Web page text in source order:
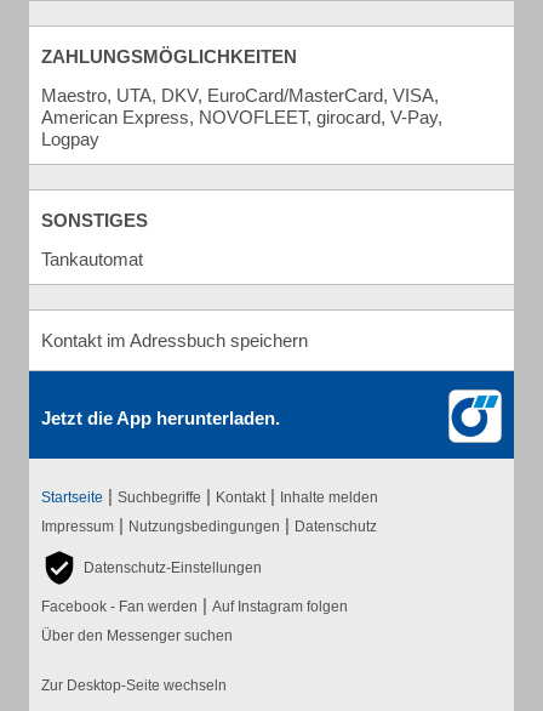
ZAHLUNGSMÖGLICHKEITEN
Maestro, UTA, DKV, EuroCard/MasterCard, VISA,
American Express, NOVOFLEET, girocard, V-Pay,
Logpay
SONSTIGES
Tankautomat
Kontakt im Adressbuch speichern
Jetzt die App herunterladen.
Startseite | Suchbegriffe | Kontakt | Inhalte melden
Impressum | Nutzungsbedingungen | Datenschutz
Datenschutz-Einstellungen
Facebook - Fan werden | Auf Instagram folgen
Über den Messenger suchen
Zur Desktop-Seite wechseln